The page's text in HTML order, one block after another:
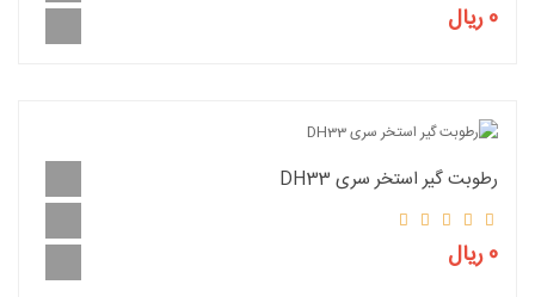
0 ریال
رطوبت گیر استخر سری DH33
0 ریال